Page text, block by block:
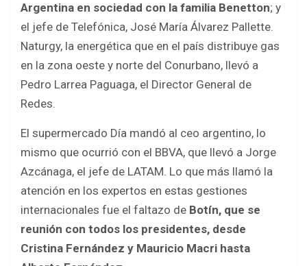
Argentina en sociedad con la familia Benetton; y
el jefe de Telefónica, José María Álvarez Pallette.
Naturgy, la energética que en el país distribuye gas
en la zona oeste y norte del Conurbano, llevó a
Pedro Larrea Paguaga, el Director General de
Redes.
El supermercado Día mandó al ceo argentino, lo
mismo que ocurrió con el BBVA, que llevó a Jorge
Azcánaga, el jefe de LATAM. Lo que más llamó la
atención en los expertos en estas gestiones
internacionales fue el faltazo de Botín, que se
reunión con todos los presidentes, desde
Cristina Fernández y Mauricio Macri hasta